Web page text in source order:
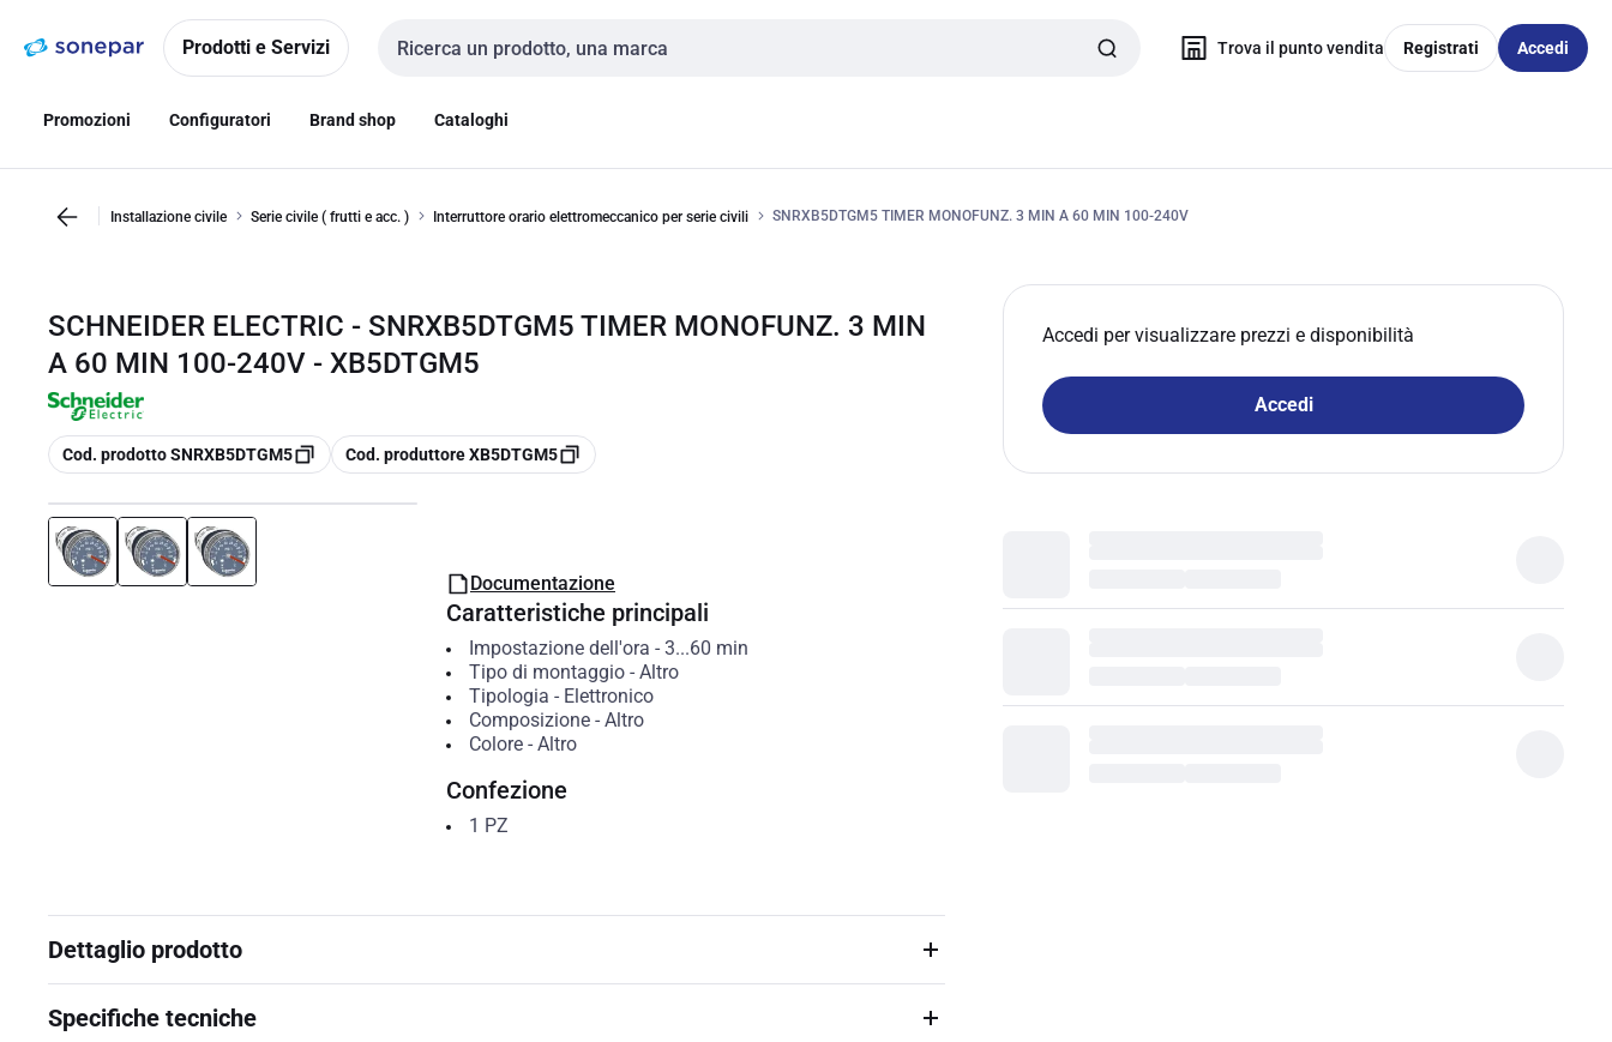
navigazionealla
Prodotti e Servizi
Cerca input
Trova il punto vendita Registrati Accedi
Promozioni Configuratori Brand shop Cataloghi
Installazione civile Serie civile ( frutti e acc. ) Interruttore orario elettromeccanico per serie civili SNRXB5DTGM5 TIMER MONOFUNZ. 3 MIN A 60 MIN 100-240V
SCHNEIDER ELECTRIC - SNRXB5DTGM5 TIMER MONOFUNZ. 3 MIN
A 60 MIN 100-240V - XB5DTGM5
copia
Cod. prodotto SNRXB5DTGM5 copia
Cod. produttore XB5DTGM5
Accedi per visualizzare prezzi e disponibilità
Accedi
Documentazione
Caratteristiche principali
Impostazione dell'ora - 3...60 min
Tipo di montaggio- Altro
Tipologia - Elettronico
Composizione- Altro
Colore- Altro
Confezione
1 PZ
Dettaglio prodotto
Specifiche tecniche